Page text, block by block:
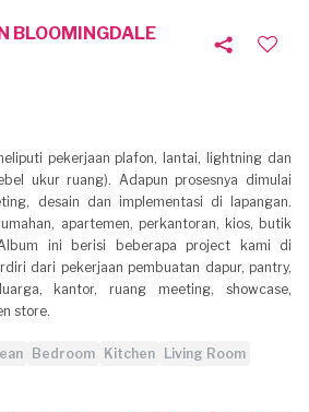
BLOOMINGDALE
pekerjaan plafon, lantai, lightning dan
ukur ruang). Adapun prosesnya dimulai
desain dan implementasi di lapangan.
apartemen, perkantoran, kios, butik
ini berisi beberapa project kami di
dari pekerjaan pembuatan dapur, pantry,
kantor, ruang meeting, showcase,
store.
Bedroom Kitchen
Living Room